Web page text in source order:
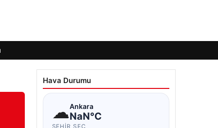
Hava Durumu
☁Ankara
NaN°C
ŞEHIR SEÇ